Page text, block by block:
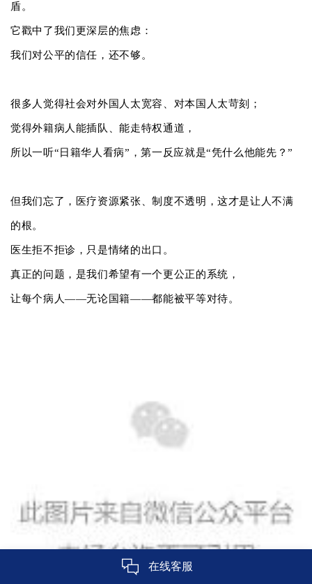
盾。
它戳中了我们更深层的焦虑：
我们对公平的信任，还不够。
很多人觉得社会对外国人太宽容、对本国人太苛刻；
觉得外籍病人能插队、能走特权通道，
所以一听“日籍华人看病”，第一反应就是“凭什么他能先？”
但我们忘了，医疗资源紧张、制度不透明，这才是让人不满
的根。
医生拒不拒诊，只是情绪的出口。
真正的问题，是我们希望有一个更公正的系统，
让每个病人——无论国籍——都能被平等对待。